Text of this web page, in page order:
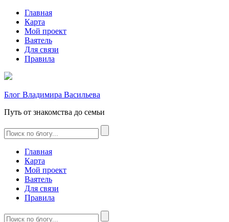
Главная
Карта
Мой проект
Ваятель
Для связи
Правила
Блог Владимира Васильева
Путь от знакомства до семьи
Главная
Карта
Мой проект
Ваятель
Для связи
Правила